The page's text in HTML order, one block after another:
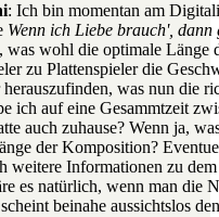
: Ich bin momentan am
Wenn ich Liebe brauch', dann
was wohl die optimale Länge
zu Plattenspieler die
herauszufinden, was nun die
ich auf eine Gesammtzeit
auch zuhause? Wenn ja,
der Komposition?
weitere Informationen zu
es natürlich, wenn man die
beinahe aussichtslos